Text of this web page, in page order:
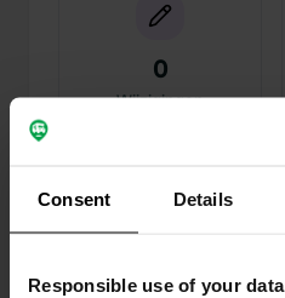
Consent Details
Responsible use of your data
0
Wijzigingen
Alle